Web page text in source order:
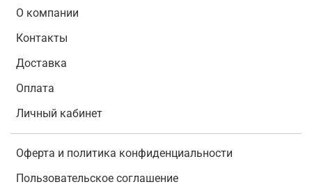
О компании
Контакты
Доставка
Оплата
Личный кабинет
Оферта и политика конфиденциальности
Пользовательское соглашение